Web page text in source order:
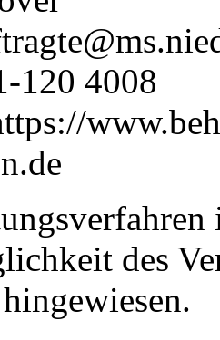
120 4008
des